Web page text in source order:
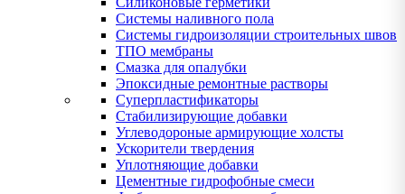
Системы наливного пола
Системы гидроизоляции строительных швов
ТПО мембраны
Смазка для опалубки
Эпоксидные ремонтные растворы
Суперпластификаторы
Стабилизирующие добавки
Углеводороные армирующие холсты
Ускорители твердения
Уплотняющие добавки
Цементные гидрофобные смеси